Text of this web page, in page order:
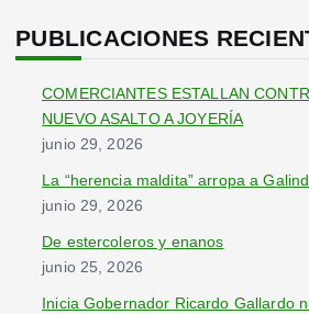
c
a
PUBLICACIONES
COMERCIANTES ESTALLAN
NUEVO ASALTO A JOYERÍA
junio 29, 2026
La “herencia maldita” arropa a
junio 29, 2026
De estercoleros y enanos
junio 25, 2026
Inicia Gobernador Ricardo Gallardo